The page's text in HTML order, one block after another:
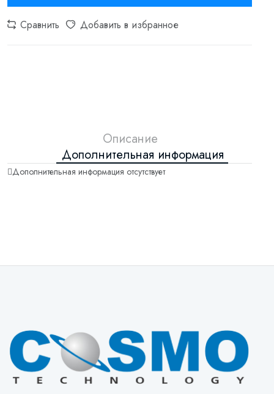
Сравнить Добавить в избранное
Описание
Дополнительная информация
Дополнительная информация отсутствует